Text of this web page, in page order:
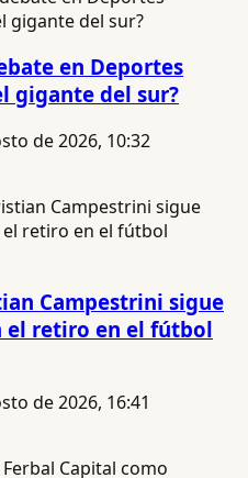
en Deportes
gigante del sur?
de 2026, 10:32
Campestrini sigue
el retiro en el fútbol
de 2026, 16:41